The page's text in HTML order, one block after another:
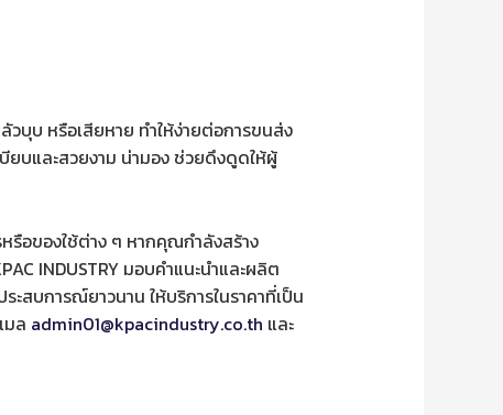
บุบ หรือเสียหาย ทำให้ง่ายต่อการขนส่ง
ยบและสวยงาม น่ามอง ช่วยดึงดูดให้ผู้
รือของใช้ต่าง ๆ หากคุณกำลังสร้าง
INDUSTRY มอบคำแนะนำและผลิต
สบการณ์ยาวนาน ให้บริการในราคาที่เป็น
มล admin01@kpacindustry.co.th และ